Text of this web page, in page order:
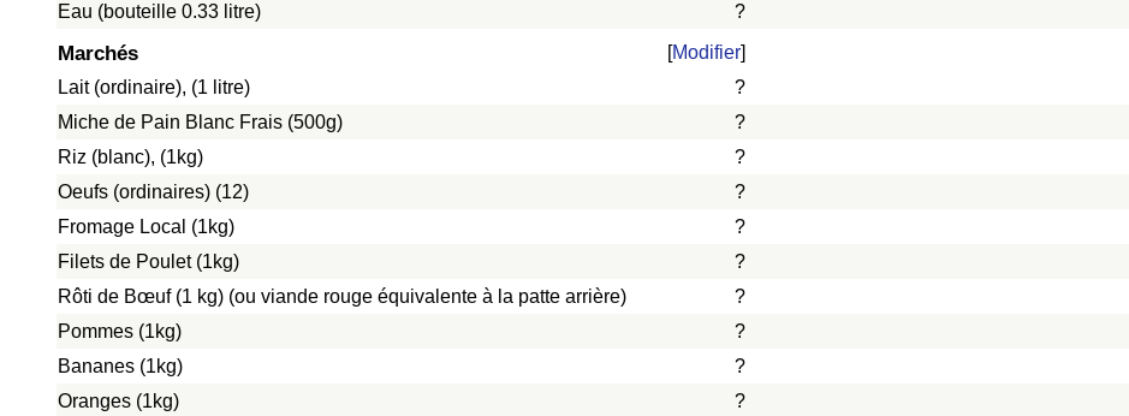
Eau (bouteille 0.33 litre)
?
Marchés [Modifier]
Lait (ordinaire), (1 litre)
?
Miche de Pain Blanc Frais (500g)
?
Riz (blanc), (1kg)
?
Oeufs (ordinaires) (12)
?
Fromage Local (1kg)
?
Filets de Poulet (1kg)
?
Rôti de Bœuf (1 kg) (ou viande rouge équivalente à la patte arrière)
?
Pommes (1kg)
?
Bananes (1kg)
?
Oranges (1kg)
?